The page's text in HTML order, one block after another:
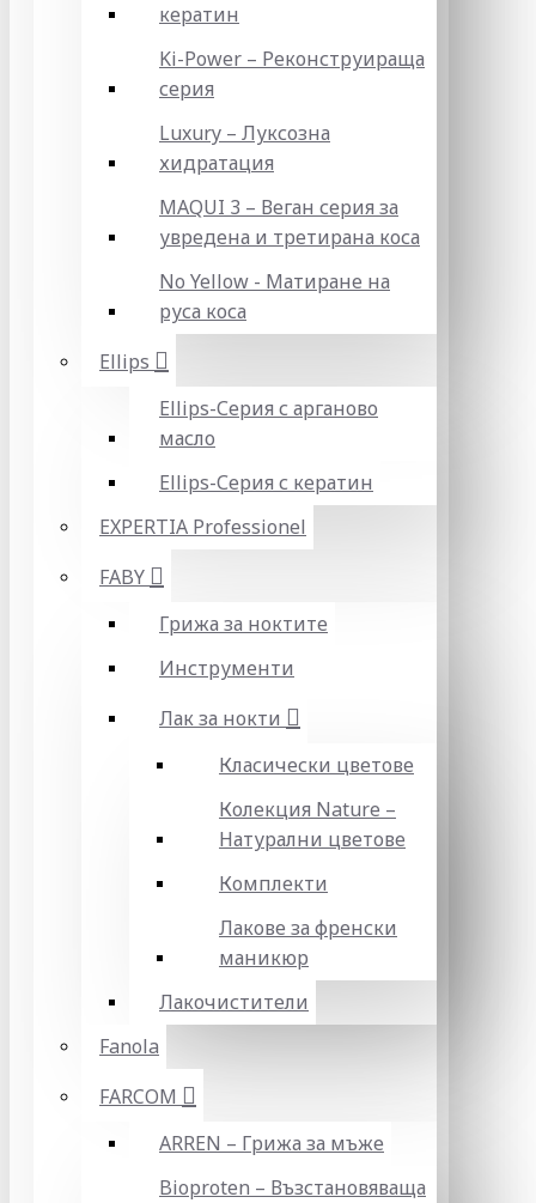
кератин
Ki-Power – Реконструираща
серия
Luxury – Луксозна
хидратация
MAQUI 3 – Веган серия за
увредена и третирана коса
No Yellow - Матиране на
руса коса
Ellips
Ellips-Серия с арганово
масло
Ellips-Серия с кератин
EXPERTIA Professionel
FABY
Грижа за ноктите
Инструменти
Лак за нокти
Класически цветове
Колекция Nature –
Натурални цветове
Комплекти
Лакове за френски
маникюр
Лакочистители
Fanola
FARCOM
ARREN – Грижа за мъже
Bioproten – Възстановяваща